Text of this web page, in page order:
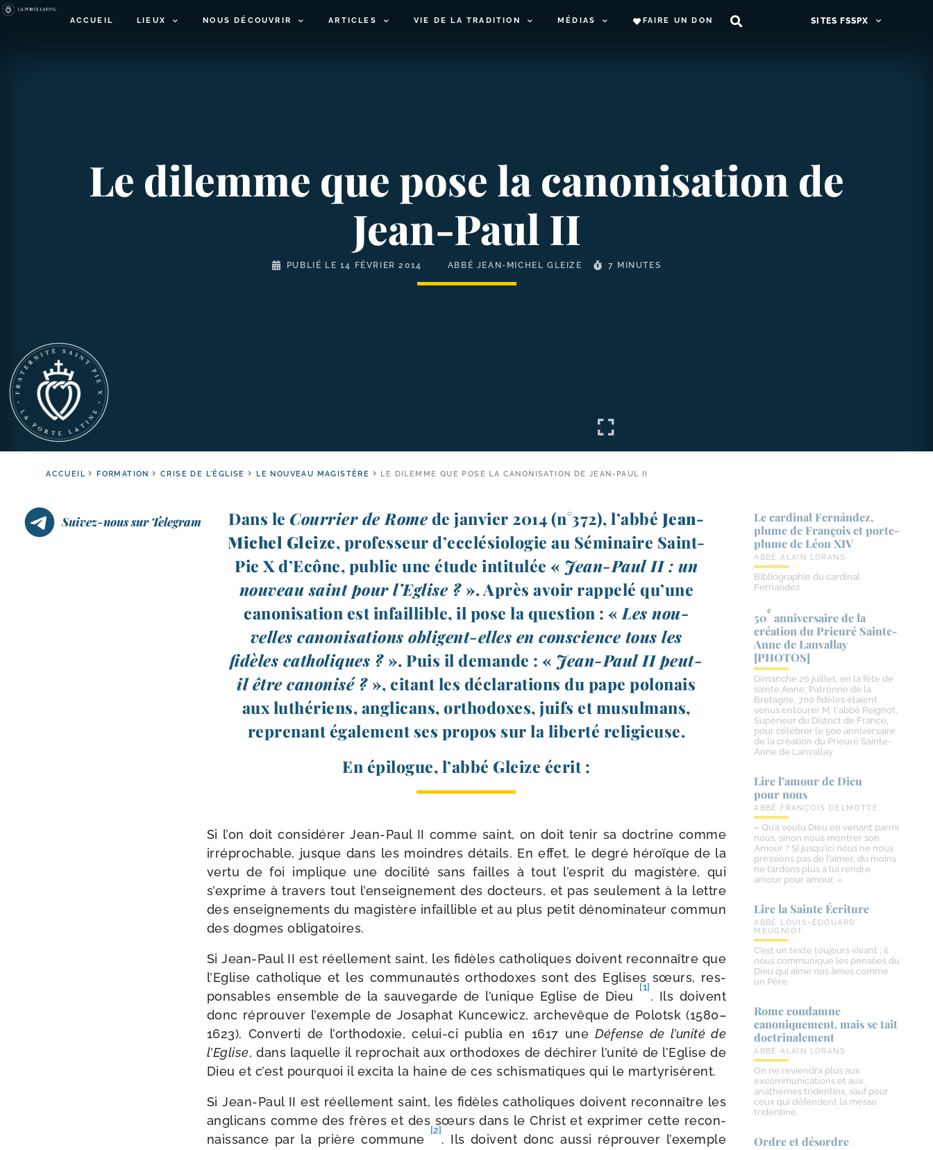
ACCUEIL LIEUX NOUS DÉCOUVRIR ARTICLES VIE DE LA TRADITION MÉDIAS FAIRE UN DON SITES FSSPX
Le dilemme que pose la canonisation de
Jean-​Paul II
PUBLIÉ LE 14 FÉVRIER 2014 ABBÉ JEAN-MICHEL GLEIZE 7 MINUTES
ACCUEIL FORMATION CRISE DE L'ÉGLISE LE NOUVEAU MAGISTÈRE LE DILEMME QUE POSE LA CANONISATION DE JEAN-PAUL II
Suivez-nous sur Telegram Dans le Courrier de Romede jan­vier 2014 (n°372), l’abbé Jean-​
Michel Gleize, pro­fes­seur d’ecclésiologie au Séminaire Saint-​
Pie X d’Ecône, publie une étude inti­tu­lée « Jean-​Paul II : un
nou­veau saint pour l’Eglise ? ». Après avoir rap­pe­lé qu’une
cano­ni­sa­tion est infaillible, il pose la ques­tion : « Les nou­
velles cano­ni­sa­tions obligent-​elles en conscience tous les
fidèles catho­liques ? ». Puis il demande : « Jean-​Paul II peut-​
il être cano­ni­sé ? », citant les décla­ra­tions du pape polo­nais
aux luthé­riens, angli­cans, ortho­doxes, juifs et musul­mans,
repre­nant éga­le­ment ses pro­pos sur la liber­té religieuse.
En épi­logue, l’abbé Gleize écrit :
Si l’on doit consi­dé­rer Jean-​Paul II comme saint, on doit tenir sa doc­trine comme
irré­pro­chable, jusque dans les moindres détails. En effet, le degré héroïque de la
ver­tu de foi implique une doci­li­té sans failles à tout l’esprit du magis­tère, qui
s’exprime à tra­vers tout l’enseignement des doc­teurs, et pas seule­ment à la lettre
des ensei­gne­ments du magis­tère infaillible et au plus petit déno­mi­na­teur com­mun
des dogmes obligatoires.
Si Jean-​Paul II est réel­le­ment saint, les fidèles catho­liques doivent recon­naître que
l’Eglise catho­lique et les com­mu­nau­tés ortho­doxes sont des Eglises sœurs, res­
pon­sables ensemble de la sau­ve­garde de l’unique Eglise de Dieu
[1]
. Ils doivent
donc réprou­ver l’exemple de Josaphat Kuncewicz, arche­vêque de Polotsk (1580–
1623). Converti de l’orthodoxie, celui-​ci publia en 1617 uneDéfense de l’unité de
l’Eglise, dans laquelle il repro­chait aux ortho­doxes de déchi­rer l’unité de l’Eglise de
Dieu et c’est pour­quoi il exci­ta la haine de ces schis­ma­tiques qui le martyrisèrent.
Si Jean-​Paul II est réel­le­ment saint, les fidèles catho­liques doivent recon­naître les
angli­cans comme des frères et des sœurs dans le Christ et expri­mer cette recon­
nais­sance par la prière com­mune
[2]
. Ils doivent donc aus­si réprou­ver l’exemple
Le cardinal Fernández,
plume de François et porte-​
plume de Léon XIV
ABBÉ ALAIN LORANS
Bibliographie du cardinal
Fernandez
50
e
anniversaire de la
création du Prieuré Sainte-​
Anne de Lanvallay
[PHOTOS]
Dimanche 26 juillet, en la fête de
sainte Anne, Patronne de la
Bretagne, 700 fidèles étaient
venus entourer M. l'abbé Peignot,
Supérieur du District de France,
pour célébrer le 50e anniversaire
de la création du Prieuré Sainte-
Anne de Lanvallay
Lire l’amour de Dieu
pour nous
ABBÉ FRANÇOIS DELMOTTE
« Qu’a voulu Dieu en venant parmi
nous, sinon nous montrer son
Amour ? Si jusqu’ici nous ne nous
pressions pas de l’aimer, du moins
ne tardons plus à lui rendre
amour pour amour. »
Lire la Sainte Écriture
ABBÉ LOUIS-EDOUARD
MEUGNIOT
C’est un texte toujours vivant ; il
nous communique les pensées du
Dieu qui aime nos âmes comme
un Père.
Rome condamne
canoniquement, mais se tait
doctrinalement
ABBÉ ALAIN LORANS
On ne reviendra plus aux
excommunications et aux
anathèmes tridentins, sauf pour
ceux qui défendent la messe
tridentine.
Ordre et désordre